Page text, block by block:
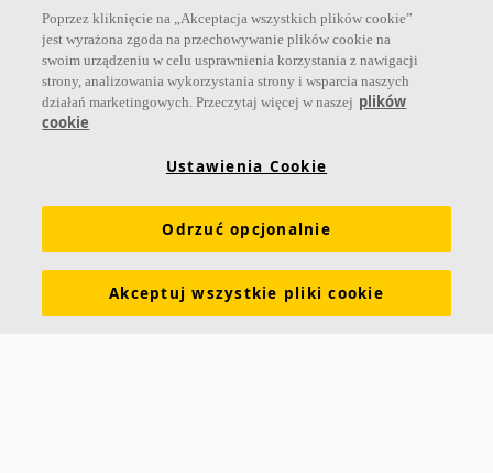
zdrowego klimatu w pomieszczeniach, poprawy jakości życia oraz
samopoczucia i wydajności użytkowników.
Dołącz do nas
Narzędzia i usługi Wymagania funkcjonalne
Kolory i powierzchnie Deklaracje właściwości użytkowych
Poprzez kliknięcie na „Akceptacja wszystkich plików cookie”
jest wyrażona zgoda na przechowywanie plików cookie na
swoim urządzeniu w celu usprawnienia korzystania z nawigacji
strony, analizowania wykorzystania strony i wsparcia naszych
działań marketingowych. Przeczytaj więcej w naszej plików
cookie
Ustawienia Cookie
Odrzuć opcjonalnie
Akceptuj wszystkie pliki cookie